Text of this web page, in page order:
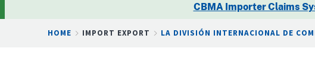
CBMA Importer Claims
Breadcrumb
HOME IMPORT EXPORT LA DIVISIÓN INTERNACIONAL DE